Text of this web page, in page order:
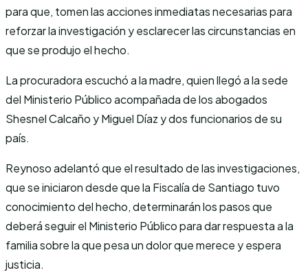
para que, tomen las acciones inmediatas necesarias para
reforzar la investigación y esclarecer las circunstancias en
que se produjo el hecho.
La procuradora escuchó a la madre, quien llegó a la sede
del Ministerio Público acompañada de los abogados
Shesnel Calcaño y Miguel Díaz y dos funcionarios de su
país.
Reynoso adelantó que el resultado de las investigaciones,
que se iniciaron desde que la Fiscalía de Santiago tuvo
conocimiento del hecho, determinarán los pasos que
deberá seguir el Ministerio Público para dar respuesta a la
familia sobre la que pesa un dolor que merece y espera
justicia.